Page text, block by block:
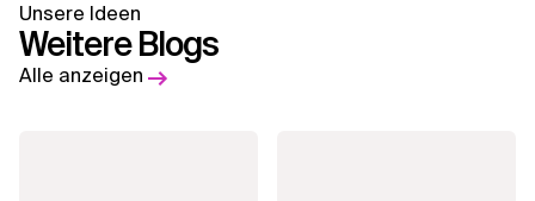
Unsere Ideen
Weitere Blogs
Alle anzeigen